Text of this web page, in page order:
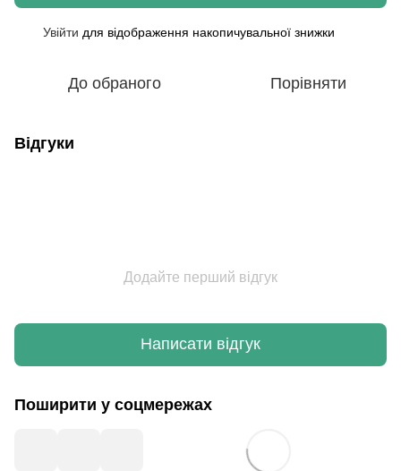
Увійти для відображення накопичувальної знижки
До обраного Порівняти
Відгуки
Додайте перший відгук
Написати відгук
Поширити у соцмережах